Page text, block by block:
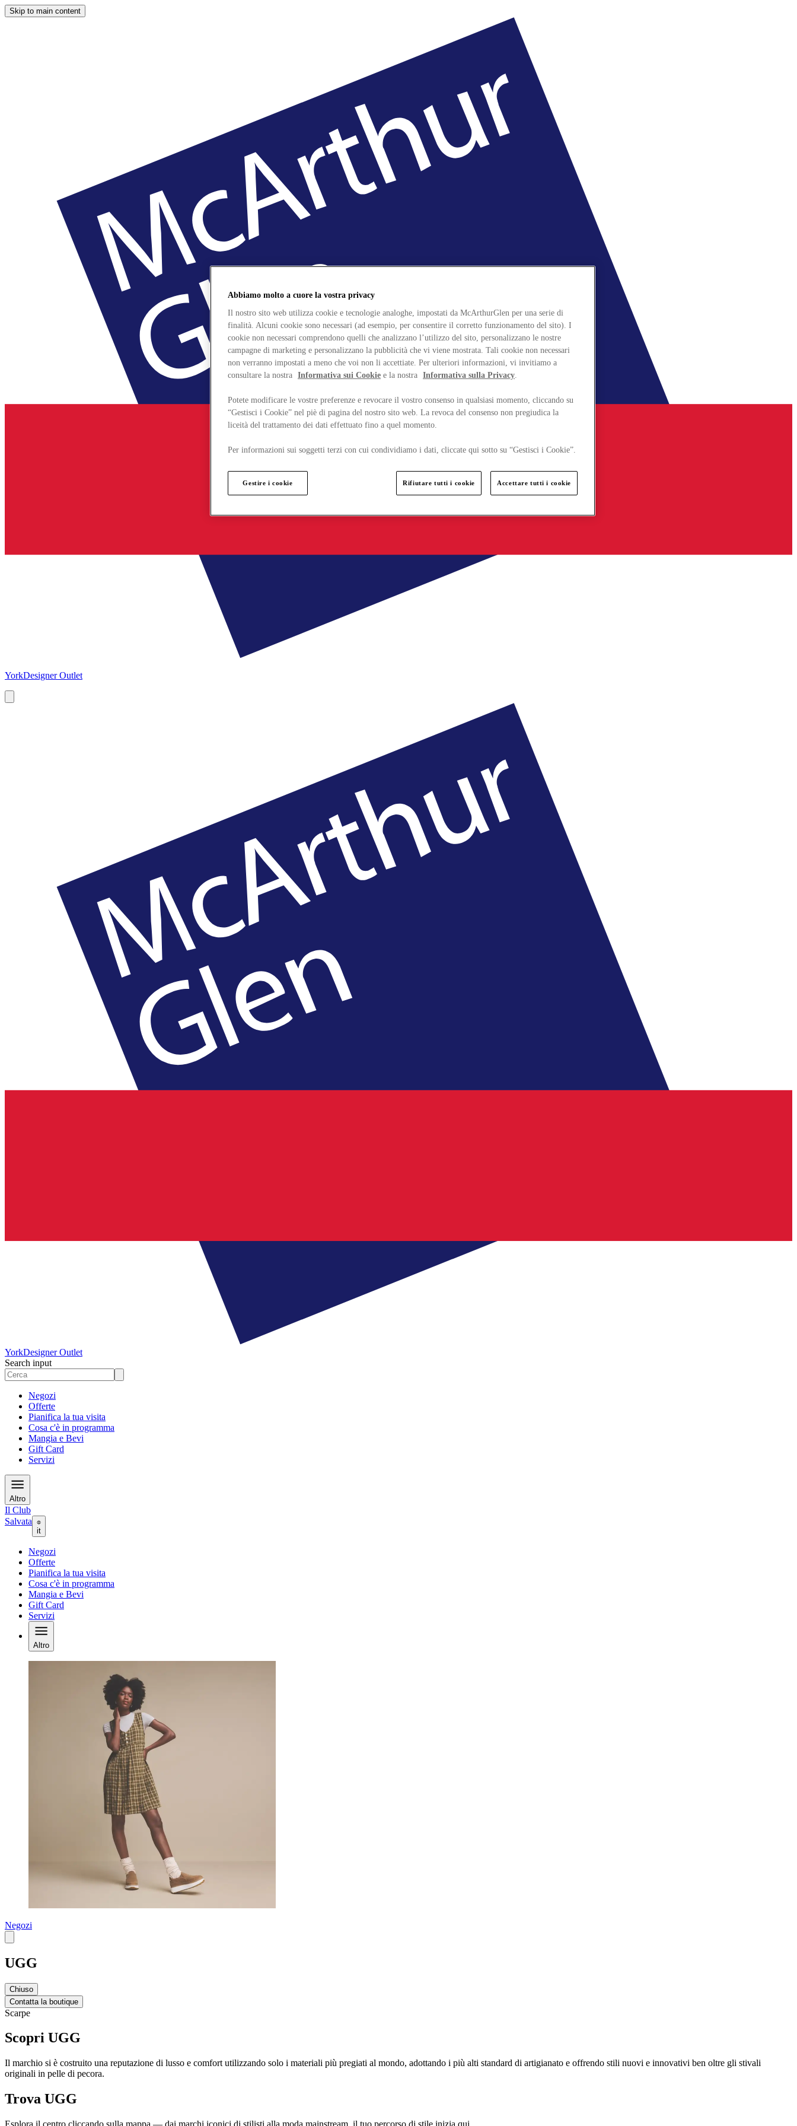
Skip to main content
YorkDesigner Outlet
YorkDesigner Outlet
Search input
Negozi
Offerte
Pianifica la tua visita
Cosa c'è in programma
Mangia e Bevi
Gift Card
Servizi
Altro
Il Club
Salvata
it
Negozi
Offerte
Pianifica la tua visita
Cosa c'è in programma
Mangia e Bevi
Gift Card
Servizi
Altro
Negozi
UGG
Chiuso
Contatta la boutique
Scarpe
Scopri UGG
Il marchio si è costruito una reputazione di lusso e comfort utilizzando solo i materiali più pregiati al mondo, adottando i più alti standard di artigianato e offrendo stili nuovi e innovativi ben oltre gli stivali
originali in pelle di pecora.
Trova UGG
Abbiamo molto a cuore la vostra privacy
Il nostro sito web utilizza cookie e tecnologie analoghe, impostati da McArthurGlen per una serie di
finalità. Alcuni cookie sono necessari (ad esempio, per consentire il corretto funzionamento del sito). I
cookie non necessari comprendono quelli che analizzano l’utilizzo del sito, personalizzano le nostre
campagne di marketing e personalizzano la pubblicità che vi viene mostrata. Tali cookie non necessari
non verranno impostati a meno che voi non li accettiate. Per ulteriori informazioni, vi invitiamo a
consultare la nostra Informativa sui Cookie e la nostra Informativa sulla Privacy.
Potete modificare le vostre preferenze e revocare il vostro consenso in qualsiasi momento, cliccando su
“Gestisci i Cookie” nel piè di pagina del nostro sito web. La revoca del consenso non pregiudica la
liceità del trattamento dei dati effettuato fino a quel momento.
Per informazioni sui soggetti terzi con cui condividiamo i dati, cliccate qui sotto su “Gestisci i Cookie”.
Gestire i cookie Rifiutare tutti i cookie Accettare tutti i cookie